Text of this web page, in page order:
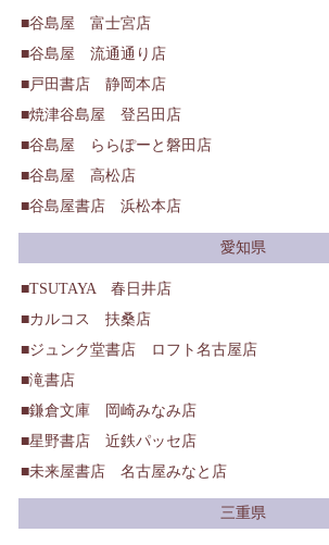
谷島屋 富士宮店
谷島屋 流通通り店
戸田書店 静岡本店
焼津谷島屋 登呂田店
谷島屋 ららぽーと磐田店
谷島屋 高松店
谷島屋書店 浜松本店
愛知県
TSUTAYA 春日井店
カルコス 扶桑店
ジュンク堂書店 ロフト名古屋店
滝書店
鎌倉文庫 岡崎みなみ店
星野書店 近鉄パッセ店
未来屋書店 名古屋みなと店
三重県